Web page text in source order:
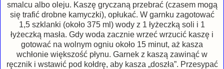
smalcu albo oleju. Kaszę gryczaną przebrać (czasem mogą
się trafić drobne kamyczki), opłukać. W garnku zagotować
1,5 szklanki (około 375 ml) wody z 1 łyżeczką soli i 1
łyżeczką masła. Gdy woda zacznie wrzeć wrzucić kaszę i
gotować na wolnym ogniu około 15 minut, aż kasza
wchłonie większość płynu. Garnek z kaszą zawinąć w
ręcznik i wstawić pod kołdrę, aby kasza „doszła”. Przesypać